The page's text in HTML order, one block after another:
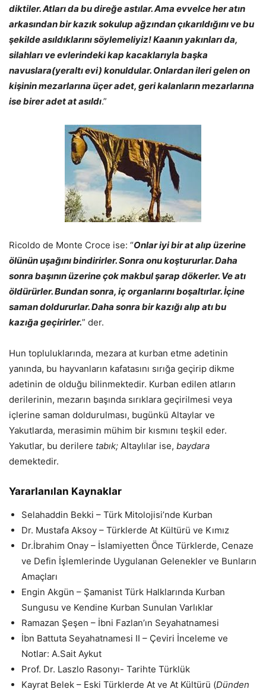
diktiler. Atları da bu direğe astılar. Ama evvelce her atın
arkasından bir kazık sokulup ağzından çıkarıldığını ve bu
şekilde asıldıklarını söylemeliyiz! Kaanın yakınları da,
silahları ve evlerindeki kap kacaklarıyla başka
navuslara(yeraltı evi) konuldular. Onlardan ileri gelen on
kişinin mezarlarına üçer adet, geri kalanların mezarlarına
ise birer adet at asıldı.”
Ricoldo de Monte Croce ise: “Onlar iyi bir at alıp üzerine
ölünün uşağını bindirirler. Sonra onu koştururlar. Daha
sonra başının üzerine çok makbul şarap dökerler. Ve atı
öldürürler. Bundan sonra, iç organlarını boşaltırlar. İçine
saman doldururlar. Daha sonra bir kazığı alıp atı bu
kazığa geçirirler.” der.
Hun topluluklarında, mezara at kurban etme adetinin
yanında, bu hayvanların kafatasını sırığa geçirip dikme
adetinin de olduğu bilinmektedir. Kurban edilen atların
derilerinin, mezarın başında sırıklara geçirilmesi veya
içlerine saman doldurulması, bugünkü Altaylar ve
Yakutlarda, merasimin mühim bir kısmını teşkil eder.
Yakutlar, bu derilere tabık; Altaylılar ise, baydara
demektedir.
Yararlanılan Kaynaklar
Selahaddin Bekki – Türk Mitolojisi’nde Kurban
Dr. Mustafa Aksoy – Türklerde At Kültürü ve Kımız
Dr.İbrahim Onay – İslamiyetten Önce Türklerde, Cenaze
ve Defin İşlemlerinde Uygulanan Gelenekler ve Bunların
Amaçları
Engin Akgün – Şamanist Türk Halklarında Kurban
Sungusu ve Kendine Kurban Sunulan Varlıklar
Ramazan Şeşen – İbni Fazlan’ın Seyahatnamesi
İbn Battuta Seyahatnamesi II – Çeviri İnceleme ve
Notlar: A.Sait Aykut
Prof. Dr. Laszlo Rasonyı- Tarihte Türklük
Kayrat Belek – Eski Türklerde At ve At Kültürü (Dünden